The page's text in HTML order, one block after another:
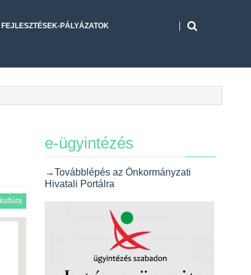
FEJLESZTÉSEK-PÁLYÁZATOK
kultúra
e-ügyintézés
→Továbblépés az Önkormányzati
Hivatali Portálra